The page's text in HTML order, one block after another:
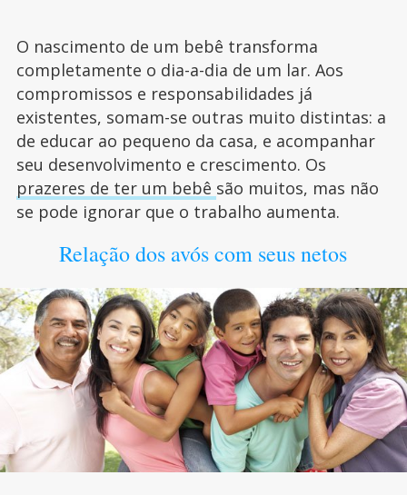
O nascimento de um bebê transforma
completamente o dia-a-dia de um lar. Aos
compromissos e responsabilidades já
existentes, somam-se outras muito distintas: a
de educar ao pequeno da casa, e acompanhar
seu desenvolvimento e crescimento. Os
prazeres de ter um bebê são muitos, mas não
se pode ignorar que o trabalho aumenta.
Relação dos avós com seus netos